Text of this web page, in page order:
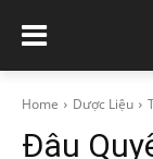
Home Dược Liệu
Đậu